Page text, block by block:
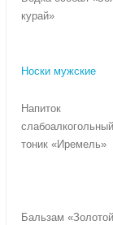
курай»
Носки мужские
Напиток
тоник «Иремель»
Бальзам